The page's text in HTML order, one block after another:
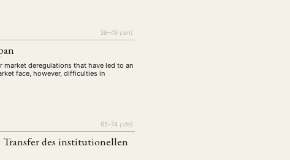
36–49 {:en}
market deregulations that have led to an
face, however, difficulties in
65–74 {:de}
des institutionellen